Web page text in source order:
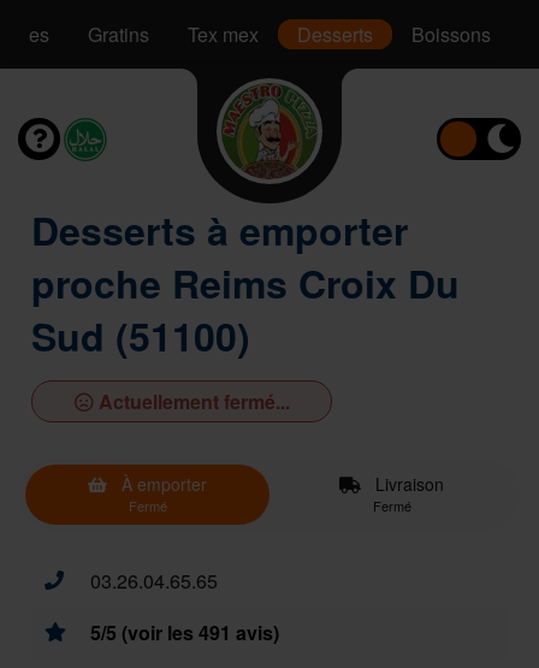
Pâtes Gratins Tex mex Desserts Boissons
Desserts à emporter
proche Reims Croix Du
Sud (51100)
Actuellement fermé...
À emporter
Fermé
Livraison
Fermé
03.26.04.65.65
5/5 (voir les 491 avis)